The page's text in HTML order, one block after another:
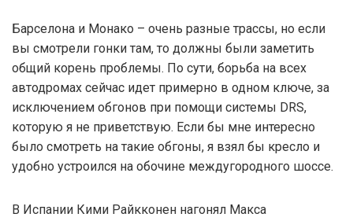
Барселона и Монако – очень разные трассы, но если
вы смотрели гонки там, то должны были заметить
общий корень проблемы. По сути, борьба на всех
автодромах сейчас идет примерно в одном ключе, за
исключением обгонов при помощи системы DRS,
которую я не приветствую. Если бы мне интересно
было смотреть на такие обгоны, я взял бы кресло и
удобно устроился на обочине междугородного шоссе.
В Испании Кими Райкконен нагонял Макса